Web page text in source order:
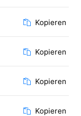
Kopieren
Kopieren
Kopieren
Kopieren